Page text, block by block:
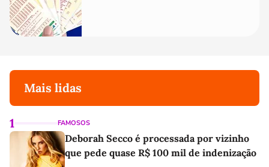
Mais lidas
1 FAMOSOS
Deborah Secco é processada por vizinho
que pede quase R$ 100 mil de indenização